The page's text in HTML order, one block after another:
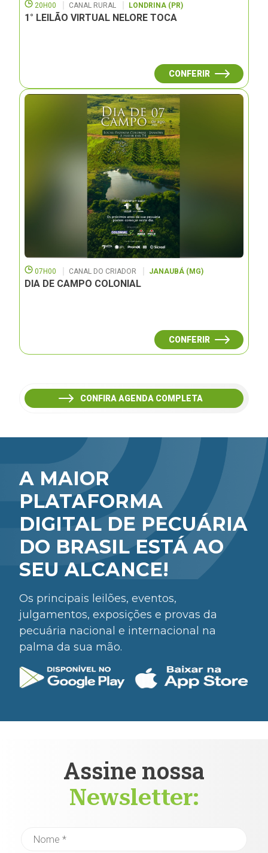
20H00 CANAL RURAL LONDRINA (PR)
1° LEILÃO VIRTUAL NELORE TOCA
CONFERIR
07H00 CANAL DO CRIADOR JANAUBÁ (MG)
DIA DE CAMPO COLONIAL
CONFERIR
CONFIRA AGENDA COMPLETA
A MAIOR
PLATAFORMA
DIGITAL DE PECUÁRIA
DO BRASIL ESTÁ AO
SEU ALCANCE!
Os principais leilões, eventos,
julgamentos, exposições e provas da
pecuária nacional e internacional na
palma da sua mão.
Assine nossa
Newsletter: